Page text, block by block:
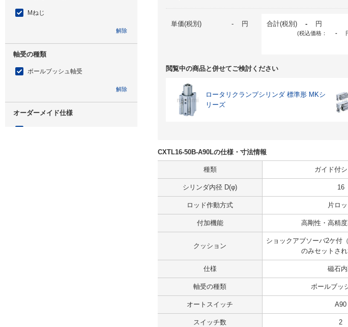
Mねじ
解除
軸受の種類
ボールブッシュ軸受
解除
オーダーメイド仕様
単価(税別) - 円 合計(税別) - 円
(税込価格： -
閲覧中の商品と併せてご検討ください
ロータリクランプシリンダ 標準形 MKシ
リーズ
CXTL16-50B-A90Lの仕様・寸法情報
種類 ガイド付
シリンダ内径 D(φ) 16
ロッド作動方式 片ロ
付加機能 高剛性・高精
クッション
ショックアブソーバ2ケ付
のみセットされ
仕様 磁石
軸受の種類 ボールブッ
オートスイッチ A90
スイッチ数 2